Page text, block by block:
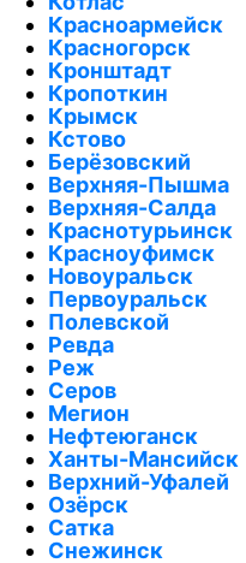
Красноармейск
Красногорск
Кронштадт
Кропоткин
Крымск
Кстово
Берёзовский
Верхняя-Пышма
Верхняя-Салда
Краснотурьинск
Красноуфимск
Новоуральск
Первоуральск
Полевской
Ревда
Реж
Серов
Мегион
Нефтеюганск
Ханты-Мансийск
Верхний-Уфалей
Озёрск
Сатка
Снежинск